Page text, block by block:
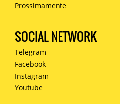
Prossimamente
SOCIAL NETWORK
Telegram
Facebook
Instagram
Youtube